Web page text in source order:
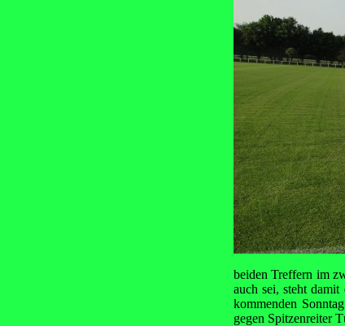
beiden Treffern im
auch sei, steht
kommenden
gegen Spitzenreiter